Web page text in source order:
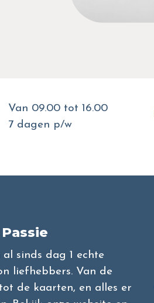
Van 09.00 tot 16.00
7 dagen p/w
sinds dag 1 echte
liefhebbers. Van de
de kaarten, en alles er